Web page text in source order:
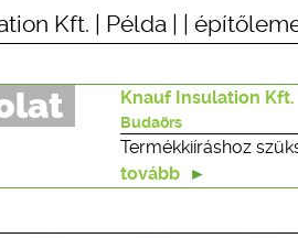
Kft. Példa
Knauf Insulation Kft.
Budaörs
Termékkiíráshoz
tovább